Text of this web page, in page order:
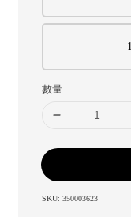
數量
SKU: 350003623